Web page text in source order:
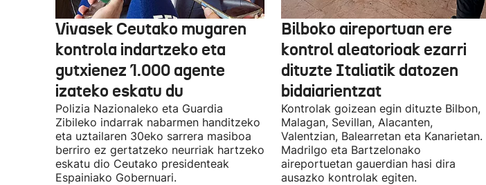
Vivasek Ceutako mugaren
kontrola indartzeko eta
gutxienez 1.000 agente
izateko eskatu du
Polizia Nazionaleko eta Guardia
Zibileko indarrak nabarmen handitzeko
eta uztailaren 30eko sarrera masiboa
berriro ez gertatzeko neurriak hartzeko
eskatu dio Ceutako presidenteak
Espainiako Gobernuari.
Bilboko aireportuan ere
kontrol aleatorioak ezarri
dituzte Italiatik datozen
bidaiarientzat
Kontrolak goizean egin dituzte Bilbon,
Malagan, Sevillan, Alacanten,
Valentzian, Balearretan eta Kanarietan.
Madrilgo eta Bartzelonako
aireportuetan gauerdian hasi dira
ausazko kontrolak egiten.